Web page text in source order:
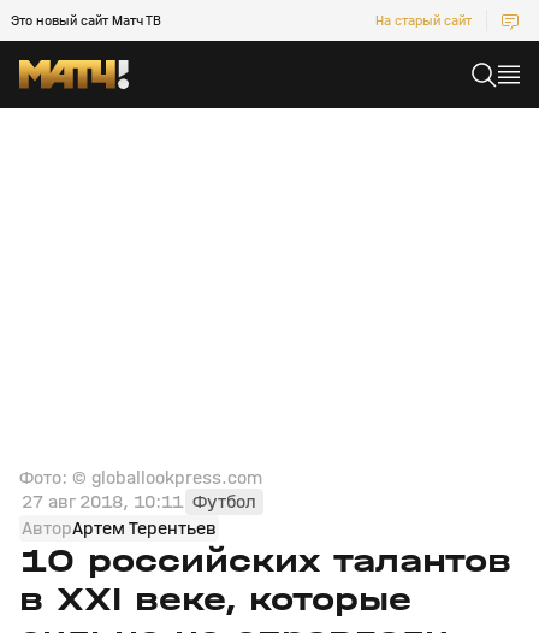
Это новый сайт Матч ТВ На старый сайт
Фото: © globallookpress.com
27 авг 2018, 10:11 Футбол
АвторАртем Терентьев
10 российских талантов
в XXI веке, которые